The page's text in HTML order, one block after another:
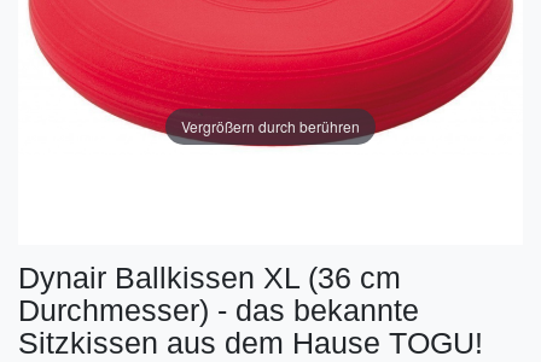
Vergrößern durch berühren
Dynair Ballkissen XL (36 cm
Durchmesser) - das bekannte
Sitzkissen aus dem Hause TOGU!